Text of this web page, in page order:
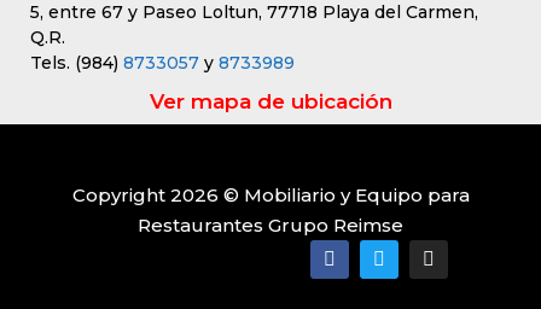
5, entre 67 y Paseo Loltun, 77718 Playa del Carmen,
Q.R.
Tels. (984) 8733057 y 8733989
Ver mapa de ubicación
Copyright 2026 © Mobiliario y Equipo para
Restaurantes Grupo Reimse